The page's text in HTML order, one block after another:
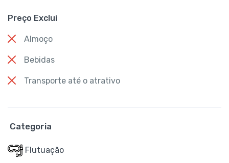
Preço Exclui
Almoço
Bebidas
Transporte até o atrativo
Categoria
Flutuação